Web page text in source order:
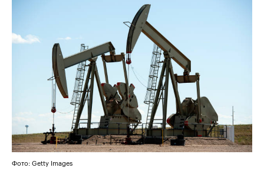
Фото: Getty Images